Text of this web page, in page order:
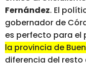
Fernández. El
gobernador de
es perfecto para el
la provincia de
diferencia del